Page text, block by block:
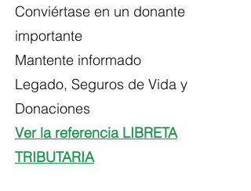
Conviértase en un donante
importante
Mantente informado
Legado, Seguros de Vida y
Donaciones
Ver la referencia LIBRETA
TRIBUTARIA